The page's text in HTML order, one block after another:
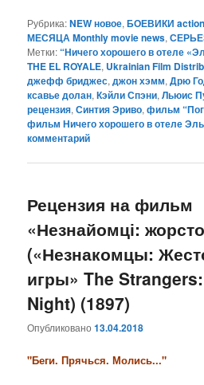
Рубрика:NEW новое,БОЕВИКИ action
МЕСЯЦА Monthly movie news,
Метки:“Ничего хорошего в отеле
THE EL ROYALE, Ukrainian Film
джефф бриджес,джон хэмм,Дрю
ксавье долан,Кэйли Спэни,Льюис
рецензия,Синтия Эриво,фильм
фильм Ничего хорошего в отеле
комментарий
Рецензия на фильм
«Незнайомці:
(«Незнакомцы:
игры» The
Night) (1897)
Опубликовано13.04.2018
"Беги. Прячься. Молись..."